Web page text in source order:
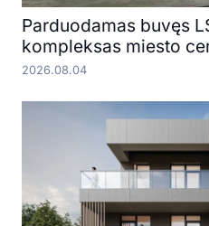
Parduodamas buvęs
kompleksas miesto
2026.08.04